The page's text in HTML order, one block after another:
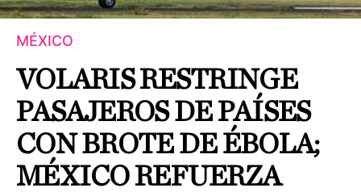
MÉXICO
VOLARIS RESTRINGE
PASAJEROS DE PAÍSES
CON BROTE DE ÉBOLA;
MÉXICO REFUERZA